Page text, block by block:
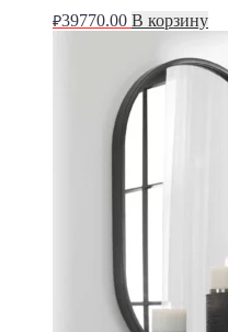
₽39770.00 В корзину